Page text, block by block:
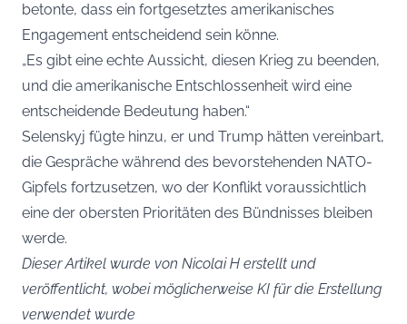
betonte, dass ein fortgesetztes amerikanisches
Engagement entscheidend sein könne.
„Es gibt eine echte Aussicht, diesen Krieg zu beenden,
und die amerikanische Entschlossenheit wird eine
entscheidende Bedeutung haben.“
Selenskyj fügte hinzu, er und Trump hätten vereinbart,
die Gespräche während des bevorstehenden NATO-
Gipfels fortzusetzen, wo der Konflikt voraussichtlich
eine der obersten Prioritäten des Bündnisses bleiben
werde.
Dieser Artikel wurde von Nicolai H erstellt und
veröffentlicht, wobei möglicherweise KI für die Erstellung
verwendet wurde